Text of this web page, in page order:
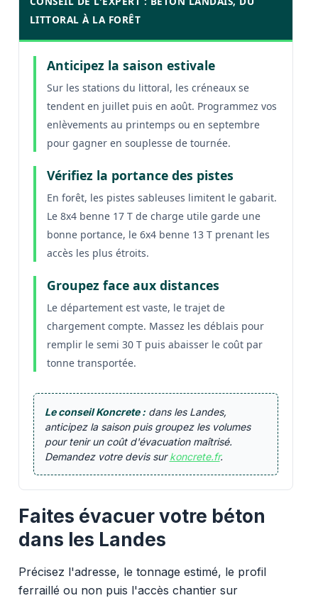
LITTORAL À LA FORÊT
Anticipez la saison estivale
Sur les stations du littoral, les créneaux se
tendent en juillet puis en août. Programmez vos
enlèvements au printemps ou en septembre
pour gagner en souplesse de tournée.
Vérifiez la portance des pistes
En forêt, les pistes sableuses limitent le gabarit.
Le 8x4 benne 17 T de charge utile garde une
bonne portance, le 6x4 benne 13 T prenant les
accès les plus étroits.
Groupez face aux distances
Le département est vaste, le trajet de
chargement compte. Massez les déblais pour
remplir le semi 30 T puis abaisser le coût par
tonne transportée.
Le conseil Koncrete :dans les Landes,
anticipez la saison puis groupez les volumes
pour tenir un coût d'évacuation maîtrisé.
Demandez votre devis surkoncrete.fr.
Faites évacuer votre béton
dans les Landes
Précisez l'adresse, le tonnage estimé, le profil
ferraillé ou non puis l'accès chantier sur